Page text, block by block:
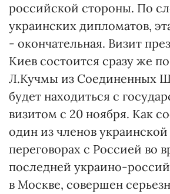
российской стороны. По
украинских дипломатов,
- окончательная. Визит
Киев состоится сразу же
Л.Кучмы из Соединенных
будет находиться с
визитом с 20 ноября. Как
один из членов
переговорах с Россией во
последней украино-
в Москве, совершен